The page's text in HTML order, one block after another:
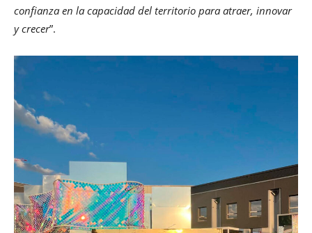
confianza en la capacidad del territorio para atraer, innovar
y crecer”.